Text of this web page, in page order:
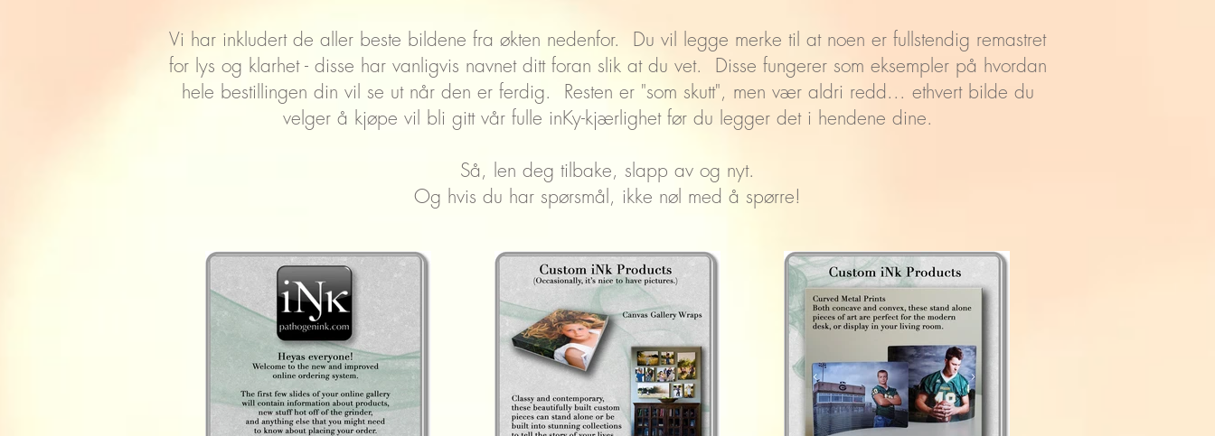
Vi har inkludert de aller beste bildene fra økten nedenfor. Du vil legge merke til at noen er fullstendig remastret
for lys og klarhet - disse har vanligvis navnet ditt foran slik at du vet. Disse fungerer som eksempler på hvordan
hele bestillingen din vil se ut når den er ferdig. Resten er "som skutt", men vær aldri redd... ethvert bilde du
velger å kjøpe vil bli gitt vår fulle inKy-kjærlighet før du legger det i hendene dine.
Så, len deg tilbake, slapp av og nyt.
Og hvis du har spørsmål, ikke nøl med å spørre!